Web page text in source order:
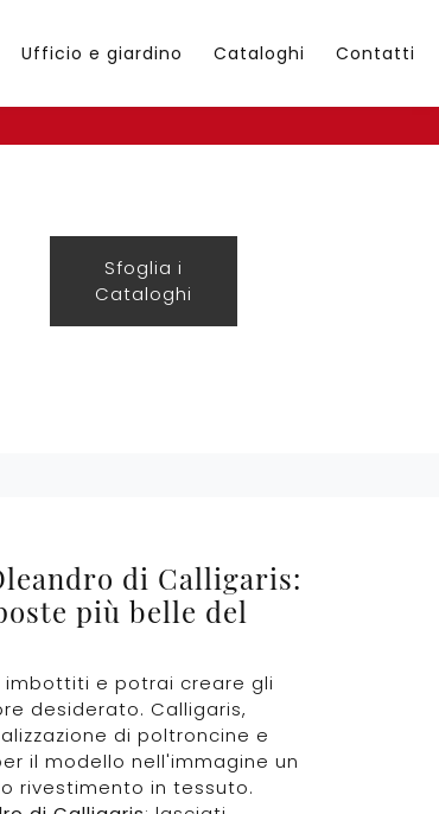
Ufficio e giardino Cataloghi Contatti
Sfoglia i
Cataloghi
di Calligaris:
più belle del
imbottiti e potrai creare gli
desiderato. Calligaris,
di poltroncine e
il modello nell'immagine un
rivestimento in tessuto.